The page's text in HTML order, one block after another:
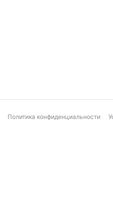
Политика конфиденциальности